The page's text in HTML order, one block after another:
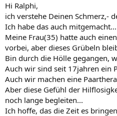
Hi Ralphi,
ich verstehe Deinen Schmerz,-
Ich habe das auch mitgemacht...
Meine Frau(35) hatte auch
vorbei, aber dieses Grübeln
Bin durch die Hölle gegangen,
Auch wir sind seit 17jahren ein
Auch wir machen eine
Aber diese Gefühl der
noch lange begleiten...
Ich hoffe, das die Zeit es